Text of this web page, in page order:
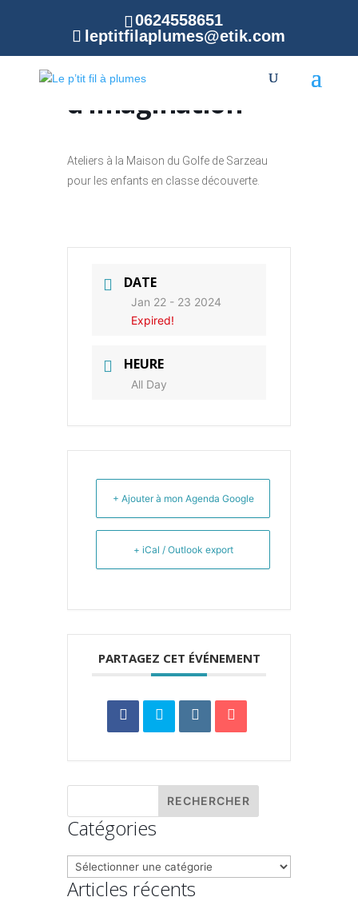
0624558651
leptitfilaplumes@etik.com
Atelier
d’imagination
Ateliers à la Maison du Golfe de Sarzeau
pour les enfants en classe découverte.
DATE
Jan 22 - 23 2024
Expired!
HEURE
All Day
+ Ajouter à mon Agenda Google
+ iCal / Outlook export
PARTAGEZ CET ÉVÉNEMENT
Catégories
Catégories
Articles récents